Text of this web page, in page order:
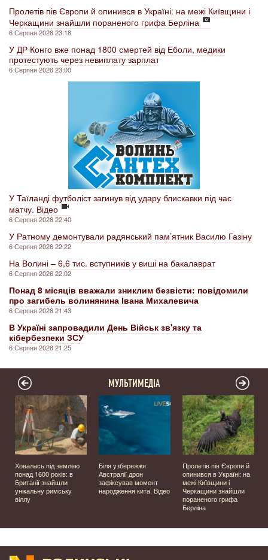
Пролетів пів Європи й опинився в Україні: на межі Київщини і
Черкащини знайшли пораненого грифа Берліна
6 Серпня 2026 23:18
У ДР Конго вже понад 1800 смертей від Еболи, медики
протестують через невиплату зарплат
6 Серпня 2026 23:00
У Таїланді футболіст загинув від удару блискавки під час
матчу. Відео
6 Серпня 2026 22:40
У Ратному демонтували радянський пам’ятник Василю Газіну
6 Серпня 2026 22:22
На Волині – 6,6 тис. вступників у виші на бакалаврат
6 Серпня 2026 22:02
Понад 8 місяців вважали зниклим безвісти: повідомили
про загибель волинянина Івана Михалевича
6 Серпня 2026 21:43
В Україні запровадили День Військ зв'язку та
кібербезпеки ЗСУ
6 Серпня 2026 21:25
МУЛЬТИМЕДІА
Ховалась під землею
понад 1600 років: в
Британії знайшли
унікальну римську
віллу
Біля узбережжя
Австралії дрон
зафіксував момент
народження кита. Відео
Пролетів пів Європи й
опинився в Україні: на
межі Київщини і
Черкащини знайшли
пораненого грифа
Берліна